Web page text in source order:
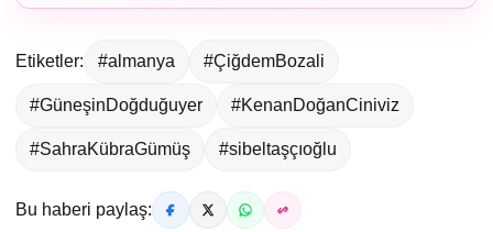
Etiketler: #almanya #ÇiğdemBozali
#GüneşinDoğduğuyer #KenanDoğanCiniviz
#SahraKübraGümüş #sibeltaşçıoğlu
Bu haberi paylaş: